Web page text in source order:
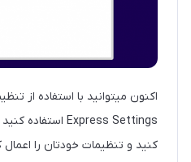
اکنون میتوانید با استفاده از
کنید و تنظیمات خودتان را اعمال